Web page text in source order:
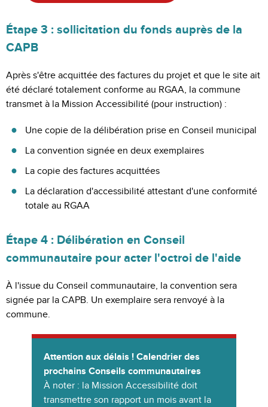
Étape 3 : sollicitation du fonds auprès de la
CAPB
Après s'être acquittée des factures du projet et que le site ait
été déclaré totalement conforme au RGAA, la commune
transmet à la Mission Accessibilité (pour instruction) :
Une copie de la délibération prise en Conseil municipal
La convention signée en deux exemplaires
La copie des factures acquittées
La déclaration d'accessibilité attestant d'une conformité
totale au RGAA
Étape 4 : Délibération en Conseil
communautaire pour acter l'octroi de l'aide
À l'issue du Conseil communautaire, la convention sera
signée par la CAPB. Un exemplaire sera renvoyé à la
commune.
Attention aux délais ! Calendrier des
prochains Conseils communautaires
À noter : la Mission Accessibilité doit
transmettre son rapport un mois avant la